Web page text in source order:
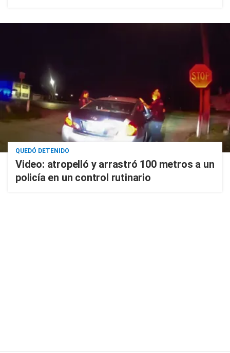
QUEDÓ DETENIDO
Video: atropelló y arrastró 100 metros a un
policía en un control rutinario